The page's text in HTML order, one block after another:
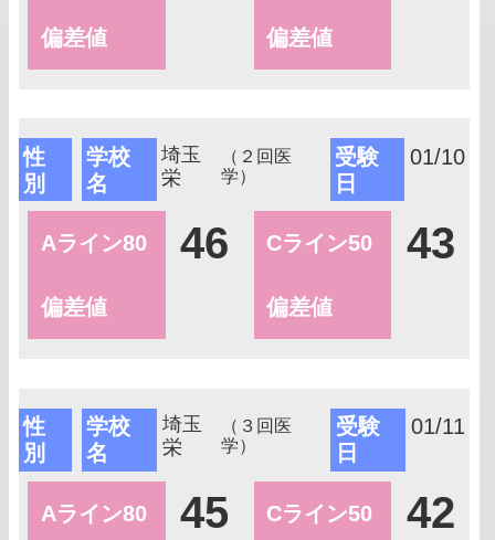
偏差値 偏差値
性
別
学校
名
埼玉
栄
（２回医
学）
受験
日
01/10
Aライン80
偏差値
46 Cライン50
偏差値
43
性
別
学校
名
埼玉
栄
（３回医
学）
受験
日
01/11
Aライン80 45 Cライン50 42